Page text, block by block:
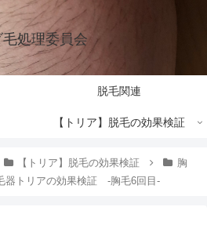
処理委員会
脱毛関連
【トリア】脱毛の効果検証
【トリア】脱毛の効果検証
胸
器トリアの効果検証 -胸毛6回目-